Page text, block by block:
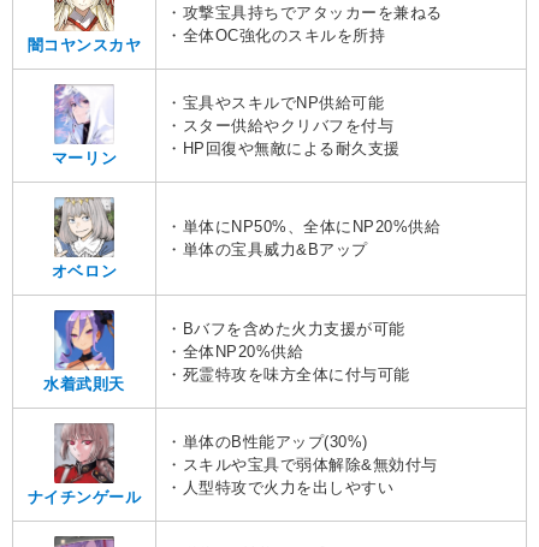
闇コヤンスカヤ
・攻撃宝具持ちでアタッカーを兼ねる
・全体OC強化のスキルを所持
マーリン
・宝具やスキルでNP供給可能
・スター供給やクリバフを付与
・HP回復や無敵による耐久支援
オベロン
・単体にNP50%、全体にNP20%供給
・単体の宝具威力&Bアップ
水着武則天
・Bバフを含めた火力支援が可能
・全体NP20%供給
・死霊特攻を味方全体に付与可能
ナイチンゲール
・単体のB性能アップ(30%)
・スキルや宝具で弱体解除&無効付与
・人型特攻で火力を出しやすい